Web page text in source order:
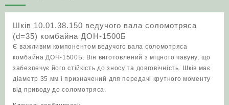
(d=35)
ДОН-1500Б
кількість
Шків 10.01.38.150 ведучого вала соломотряса
(d=35) комбайна ДОН-1500Б
Є важливим компонентом ведучого вала соломотряса
комбайна ДОН-1500Б. Він виготовлений з міцного чавуну, що
забезпечує його стійкість до зносу та довговічність. Шків має
діаметр 35 мм і призначений для передачі крутного моменту
від приводу до соломотряса.